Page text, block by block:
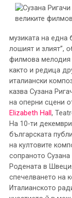
музиката на една
лошият и злият”,
филмова мелодия
както и редица
италиански
казва Сузана
на оперни сцени
Elizabeth Hall ,
На 10-ти
българската
на култовите
сопраното
Родената в
спечелването на
Италианското